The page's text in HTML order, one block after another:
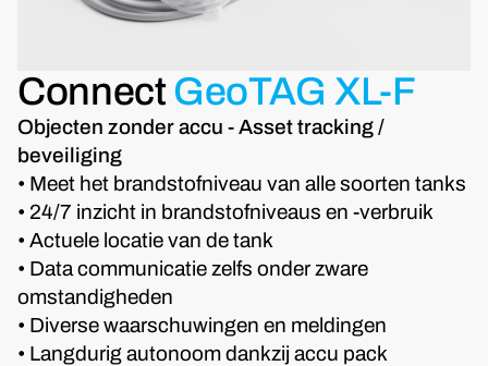
Connect GeoTAG XL-F
Objecten zonder accu - Asset tracking /
beveiliging
• Meet het brandstofniveau van alle soorten tanks
• 24/7 inzicht in brandstofniveaus en -verbruik
• Actuele locatie van de tank
• Data communicatie zelfs onder zware
omstandigheden
• Diverse waarschuwingen en meldingen
• Langdurig autonoom dankzij accu pack